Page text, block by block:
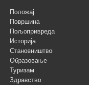
Положај
Површина
Пољопривреда
Историја
Становништво
Образовање
Туризам
Здравство